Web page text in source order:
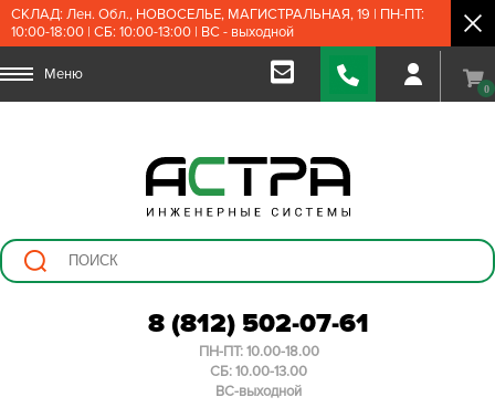
СКЛАД: Лен. Обл., НОВОСЕЛЬЕ, МАГИСТРАЛЬНАЯ, 19 | ПН-ПТ:
10:00-18:00 | СБ: 10:00-13:00 | ВС - выходной
Меню
0
8 (812) 502-07-61
ПН-ПТ: 10.00-18.00
СБ: 10.00-13.00
ВС-выходной